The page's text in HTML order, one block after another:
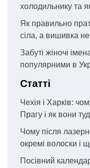
холодильнику та
Як правильно
сіла, а вишивка
Забуті жіночі
популярними в
Статті
Чехія і Харків:
Прагу і як вони
Чому після
окремі волоски і
Посівний